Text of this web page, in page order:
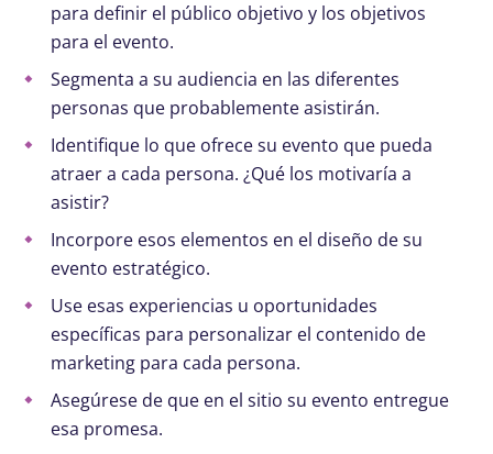
para definir el público objetivo y los objetivos
para el evento.
Segmenta a su audiencia en las diferentes
personas que probablemente asistirán.
Identifique lo que ofrece su evento que pueda
atraer a cada persona. ¿Qué los motivaría a
asistir?
Incorpore esos elementos en el diseño de su
evento estratégico.
Use esas experiencias u oportunidades
específicas para personalizar el contenido de
marketing para cada persona.
Asegúrese de que en el sitio su evento entregue
esa promesa.